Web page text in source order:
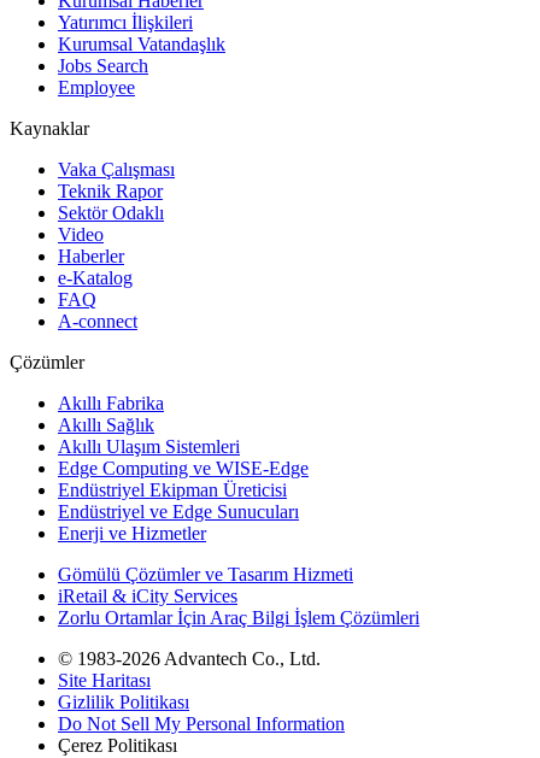
Yatırımcı İlişkileri
Kurumsal Vatandaşlık
Jobs Search
Employee
Kaynaklar
Vaka Çalışması
Teknik Rapor
Sektör Odaklı
Video
Haberler
e-Katalog
FAQ
A-connect
Çözümler
Akıllı Fabrika
Akıllı Sağlık
Akıllı Ulaşım Sistemleri
Edge Computing ve WISE-Edge
Endüstriyel Ekipman Üreticisi
Endüstriyel ve Edge Sunucuları
Enerji ve Hizmetler
Gömülü Çözümler ve Tasarım Hizmeti
iRetail & iCity Services
Zorlu Ortamlar İçin Araç Bilgi İşlem Çözümleri
© 1983-2026 Advantech Co., Ltd.
Site Haritası
Gizlilik Politikası
Do Not Sell My Personal Information
Çerez Politikası